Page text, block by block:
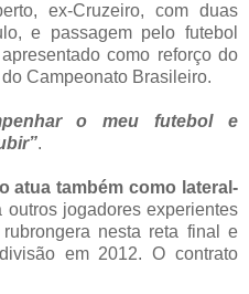
ex-Cruzeiro, com duas
e passagem pelo futebol
como reforço do
Campeonato Brasileiro.
o meu futebol e
.
atua também como lateral-
jogadores experientes
nesta reta final e
em 2012. O contrato